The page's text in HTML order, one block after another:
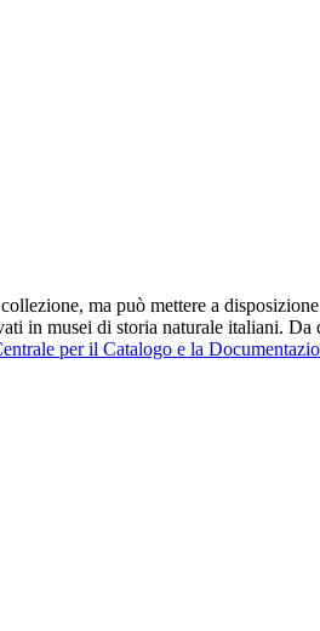
ma può mettere a
in musei di storia naturale italiani. Da
per il Catalogo e la